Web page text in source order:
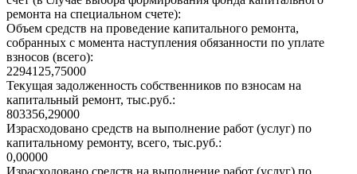
ремонта на специальном счете):
Объем средств на проведение капитального ремонта,
собранных с момента наступления обязанности по уплате
взносов (всего):
2294125,75000
Текущая задолженность собственников по взносам на
капитальный ремонт, тыс.руб.:
803356,29000
Израсходовано средств на выполнение работ (услуг) по
капитальному ремонту, всего, тыс.руб.:
0,00000
Израсходовано средств на выполнение работ (услуг) по